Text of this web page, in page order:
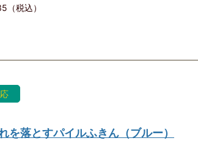
（税込）
を落とすパイルふきん（ブルー）